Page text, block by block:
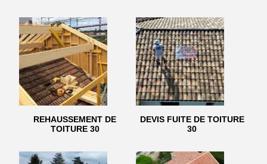
REHAUSSEMENT DE
TOITURE 30
DEVIS FUITE DE TOITURE
30